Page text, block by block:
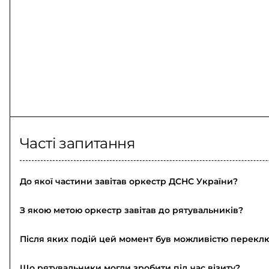
Часті запитання
До якої частини завітав оркестр ДСНС України?
З якою метою оркестр завітав до рятувальників?
Після яких подій цей момент був можливістю